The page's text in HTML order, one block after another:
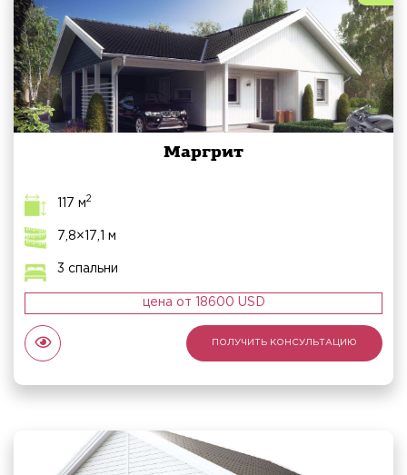
Маргрит
117 м2
7,8×17,1 м
3 спальни
цена от 18600 USD
ПОЛУЧИТЬ КОНСУЛЬТАЦИЮ